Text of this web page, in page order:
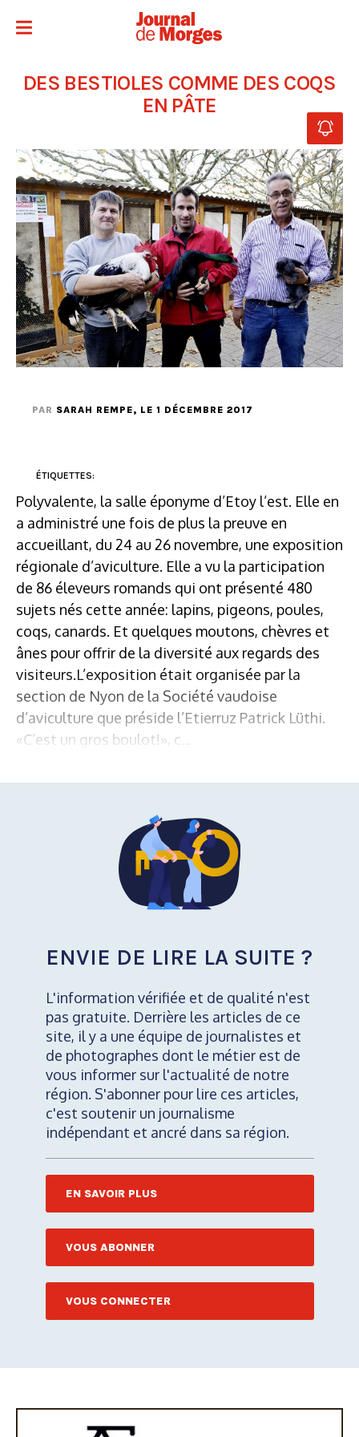
DES BESTIOLES COMME DES COQS
EN PÂTE
PAR SARAH REMPE, LE 1 DÉCEMBRE 2017
ÉTIQUETTES:
Polyvalente, la salle éponyme d’Etoy l’est. Elle en
a administré une fois de plus la preuve en
accueillant, du 24 au 26 novembre, une exposition
régionale d’aviculture. Elle a vu la participation
de 86 éleveurs romands qui ont présenté 480
sujets nés cette année: lapins, pigeons, poules,
coqs, canards. Et quelques moutons, chèvres et
ânes pour offrir de la diversité aux regards des
visiteurs.L’exposition était organisée par la
section de Nyon de la Société vaudoise
d’aviculture que préside l’Etierruz Patrick Lüthi.
«C’est un gros boulot!», c...
ENVIE DE LIRE LA SUITE ?
L'information vérifiée et de qualité n'est
pas gratuite. Derrière les articles de ce
site, il y a une équipe de journalistes et
de photographes dont le métier est de
vous informer sur l'actualité de notre
région. S'abonner pour lire ces articles,
c'est soutenir un journalisme
indépendant et ancré dans sa région.
EN SAVOIR PLUS
VOUS ABONNER
VOUS CONNECTER